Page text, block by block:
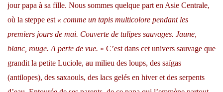
jour papa à sa fille. Nous sommes quelque part en Asie Centrale,
où la steppe est « comme un tapis multicolore pendant les
premiers jours de mai. Couverte de tulipes sauvages. Jaune,
blanc, rouge. A perte de vue. » C’est dans cet univers sauvage que
grandit la petite Luciole, au milieu des loups, des saïgas
(antilopes), des saxaouls, des lacs gelés en hiver et des serpents